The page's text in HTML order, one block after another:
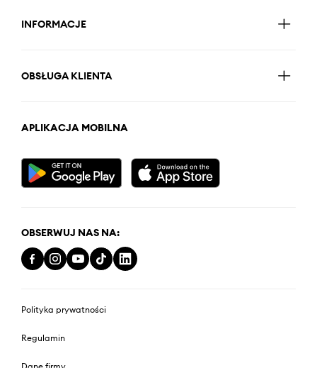
INFORMACJE
OBSŁUGA KLIENTA
APLIKACJA MOBILNA
OBSERWUJ NAS NA:
Polityka prywatności
Regulamin